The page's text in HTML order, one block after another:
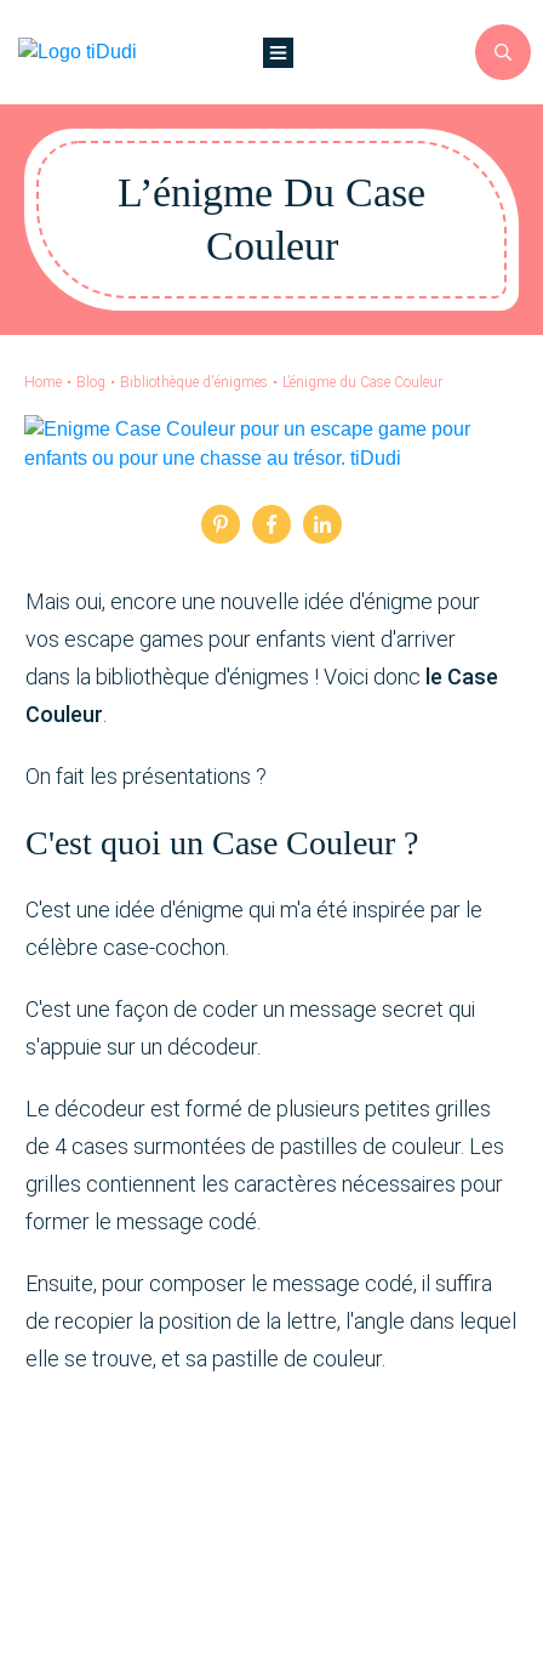
L’énigme Du Case
Couleur
Home • Blog • Bibliothèque d'énigmes • L’énigme du Case Couleur
Mais oui, encore une nouvelle idée d'énigme pour
vos escape games pour enfants vient d'arriver
dans la bibliothèque d'énigmes ! Voici donc le Case
Couleur
On fait les présentations ?
C'est quoi un Case Couleur ?
C'est une idée d'énigme qui m'a été inspirée par le
célèbre case-cochon.
C'est une façon de coder un message secret qui
s'appuie sur un décodeur.
Le décodeur est formé de plusieurs petites grilles
de 4 cases surmontées de pastilles de couleur. Les
grilles contiennent les caractères nécessaires pour
former le message codé.
Ensuite, pour composer le message codé, il suffira
de recopier la position de la lettre, l'angle dans lequel
elle se trouve, et sa pastille de couleur.